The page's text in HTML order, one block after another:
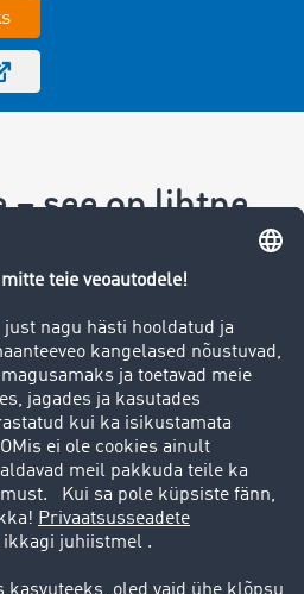
– see on lihtne
nüüd kliendiks
tekkinud?
klienditoe poole